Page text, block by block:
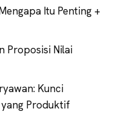
Itu Penting +
Proposisi Nilai
Kunci
yang Produktif